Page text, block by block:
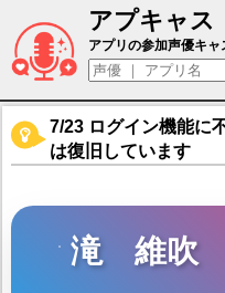
アプキャス
滝 維吹（声優
アプリの参加声優キャ
7/23 ログイン機能に
は復旧しています
滝 維吹